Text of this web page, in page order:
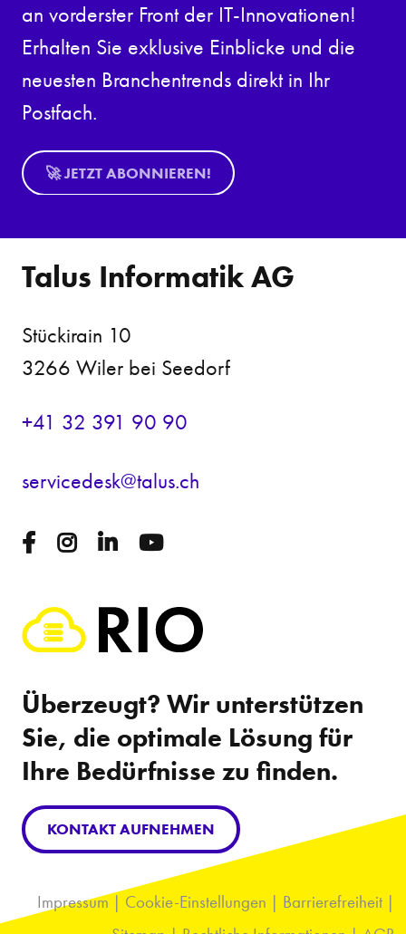
an vorderster Front der IT-Innovationen!
Erhalten Sie exklusive Einblicke und die
neuesten Branchentrends direkt in Ihr
Postfach.
🚀 JETZT ABONNIEREN!
Talus Informatik AG
Stückirain 10
3266 Wiler bei Seedorf
+41 32 391 90 90
s rv c d sk t l s ch
Überzeugt? Wir unterstützen
Sie, die optimale Lösung für
Ihre Bedürfnisse zu finden.
KONTAKT AUFNEHMEN
Impressum | Cookie-Einstellungen | Barrierefreiheit |